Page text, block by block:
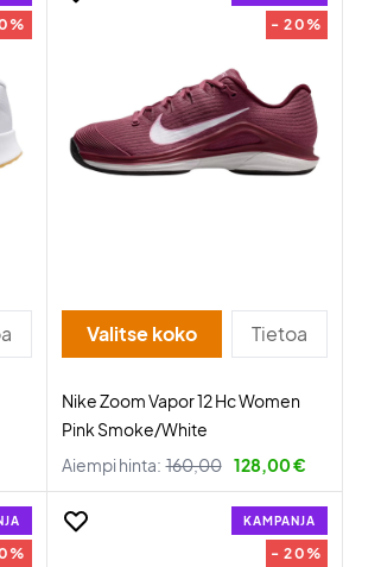
- 20%
Valitse koko Tietoa
Nike Zoom Vapor 12 Hc Women
Pink Smoke/White
Aiempi hinta: 160,00 128,00 €
KAMPANJA
- 20%